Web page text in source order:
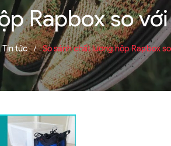
Rapbox so
Tin tức / So sánh chất lượng hộp Rapbox